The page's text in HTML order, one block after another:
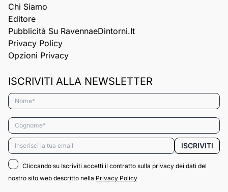
Chi Siamo
Editore
Pubblicità Su RavennaeDintorni.it
Privacy Policy
Opzioni Privacy
ISCRIVITI ALLA NEWSLETTER
Nome*
Cognome*
Email* ISCRIVITI
Cliccando su Iscriviti accetti il contratto sulla privacy dei dati del
nostro sito web descritto nella Privacy Policy